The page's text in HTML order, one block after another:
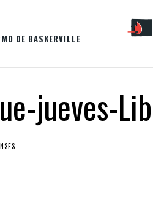
DE BASKERVILLE
jueves-